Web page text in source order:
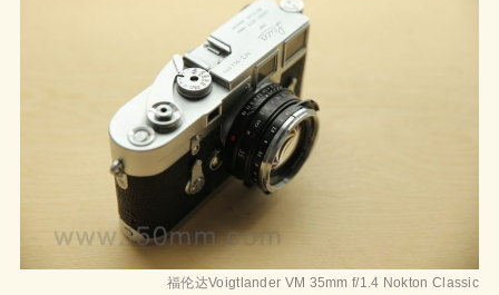
福伦达Voigtlander VM 35mm f/1.4 Nokton Classic